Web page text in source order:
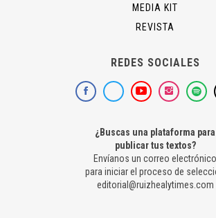
MEDIA KIT
REVISTA
REDES SOCIALES
¿Buscas una plataforma para
publicar tus textos?
Envíanos un correo electrónico
para iniciar el proceso de
editorial@ruizhealytimes.com